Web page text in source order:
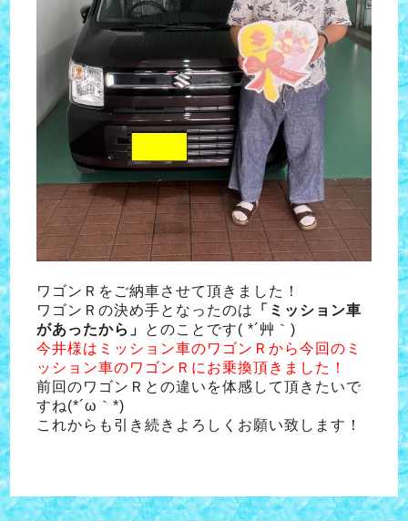
ワゴンＲをご納車させて頂きました！
ワゴンＲの決め手となったのは
「ミッション車
があったから」
とのことです( *´艸｀)
今井様はミッション車のワゴンＲから今回のミ
ッション車のワゴンＲにお乗換頂きました！
前回のワゴンＲとの違いを体感して頂きたいで
すね(*´ω｀*)
これからも引き続きよろしくお願い致します！